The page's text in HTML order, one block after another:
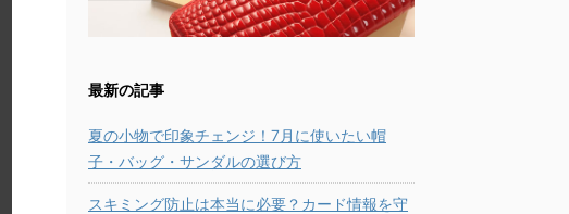
最新の記事
夏の小物で印象チェンジ！7月に使いたい帽
子・バッグ・サンダルの選び方
スキミング防止は本当に必要？カード情報を守